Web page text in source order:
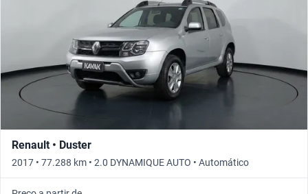
Renault • Duster
2017 • 77.288 km • 2.0 DYNAMIQUE AUTO • Automático